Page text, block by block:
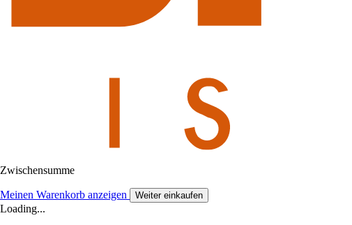
Zwischensumme
Meinen Warenkorb anzeigen Weiter einkaufen
Loading...